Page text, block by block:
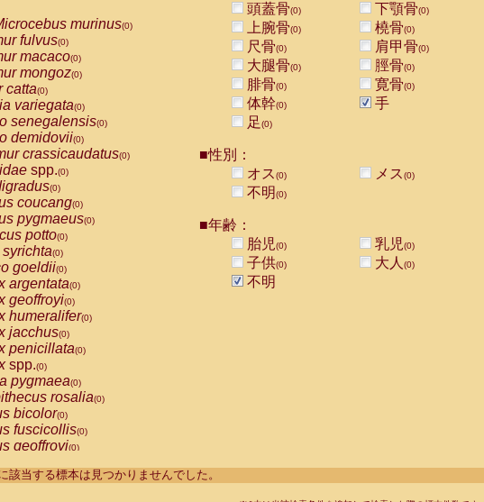
murinus(0)
fulvus(0)
macaco(0)
mongoz(0)
catta(0)
variegata(0)
senegalensis(0)
demidovii(0)
crassicaudatus(0)
spp.(0)
(0)
coucang(0)
pygmaeus(0)
potto(0)
(0)
goeldii(0)
argentata(0)
geoffroyi(0)
humeralifer(0)
jacchus(0)
penicillata(0)
spp.(0)
pygmaea(0)
rosalia(0)
bicolor(0)
fuscicollis(0)
geoffroyi(0)
labiatus(0)
頭蓋骨(0) 下顎骨(0)
上腕骨(0) 橈骨(0)
尺骨(0) 肩甲骨(0)
大腿骨(0) 脛骨(0)
腓骨(0) 寛骨(0)
体幹(0)
手
足(0)
■性別：
オス(0) メス(0)
不明(0)
■年齢：
胎児(0) 乳児(0)
子供(0) 大人 (0)
不明
該当する標本は見つかりませんでした。